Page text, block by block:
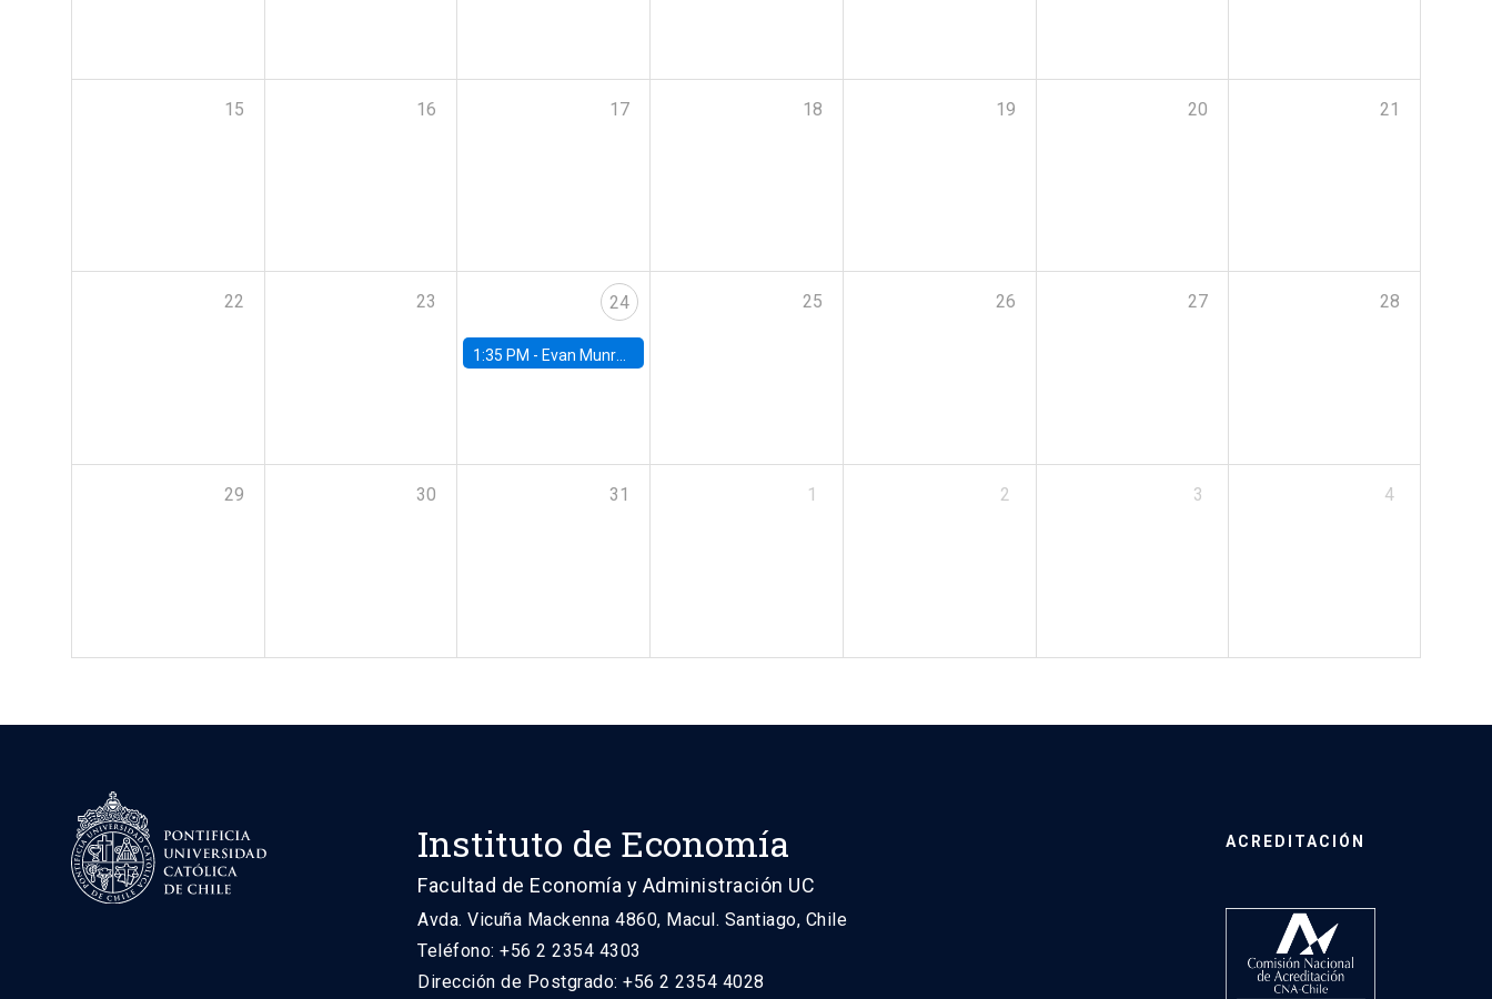
15 16 17 18 19 20 21
22 23 24
1:35 PM - Evan Munro, Neyman Visiting Assistant Professor in the Department of Statistics at UC Berkeley
25 26 27 28
29 30 31 1 2 3 4
Instituto de Economía
Facultad de Economía y Administración UC
Avda. Vicuña Mackenna 4860, Macul. Santiago, Chile
Teléfono: +56 2 2354 4303
Dirección de Postgrado: +56 2 2354 4028
ACREDITACIÓN